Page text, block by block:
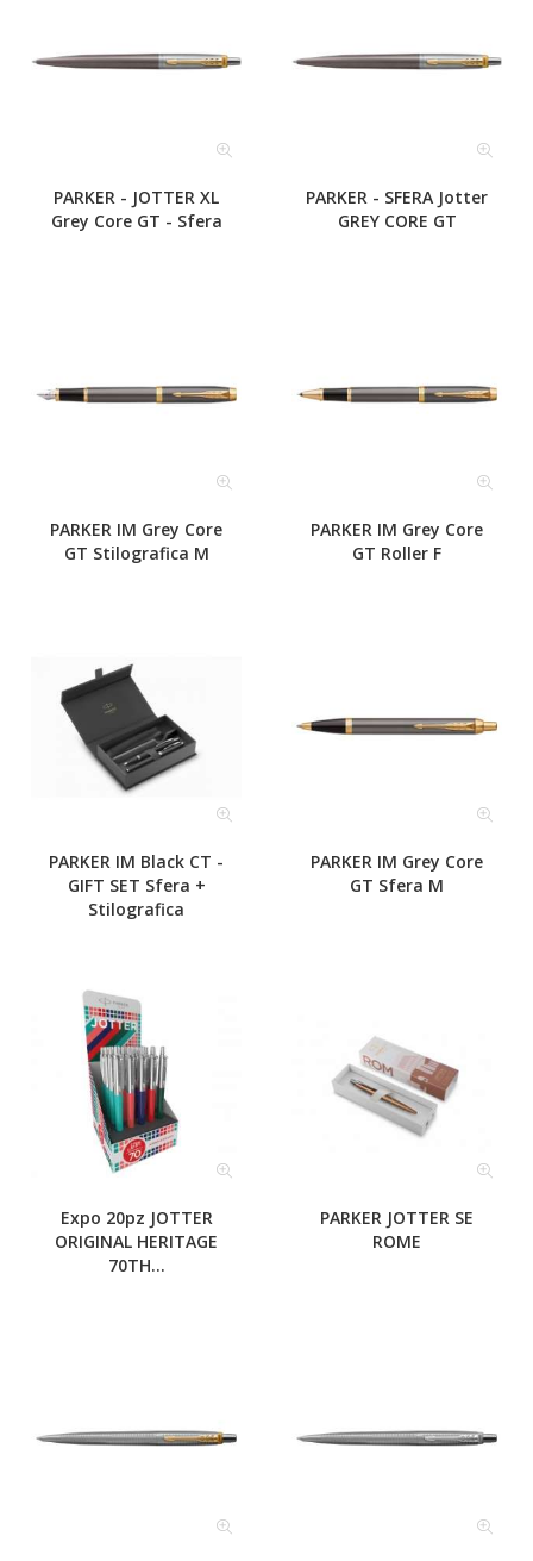
PARKER - JOTTER XL
Grey Core GT - Sfera
PARKER - SFERA Jotter
GREY CORE GT
PARKER IM Grey Core
GT Stilografica M
PARKER IM Grey Core
GT Roller F
PARKER IM Black CT -
GIFT SET Sfera +
Stilografica
PARKER IM Grey Core
GT Sfera M
Expo 20pz JOTTER
ORIGINAL HERITAGE
70TH...
PARKER JOTTER SE
ROME